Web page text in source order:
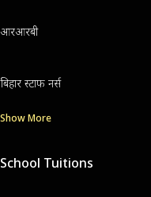
आरआरबी
बिहार स्टाफ नर्स
Show More
School Tuitions